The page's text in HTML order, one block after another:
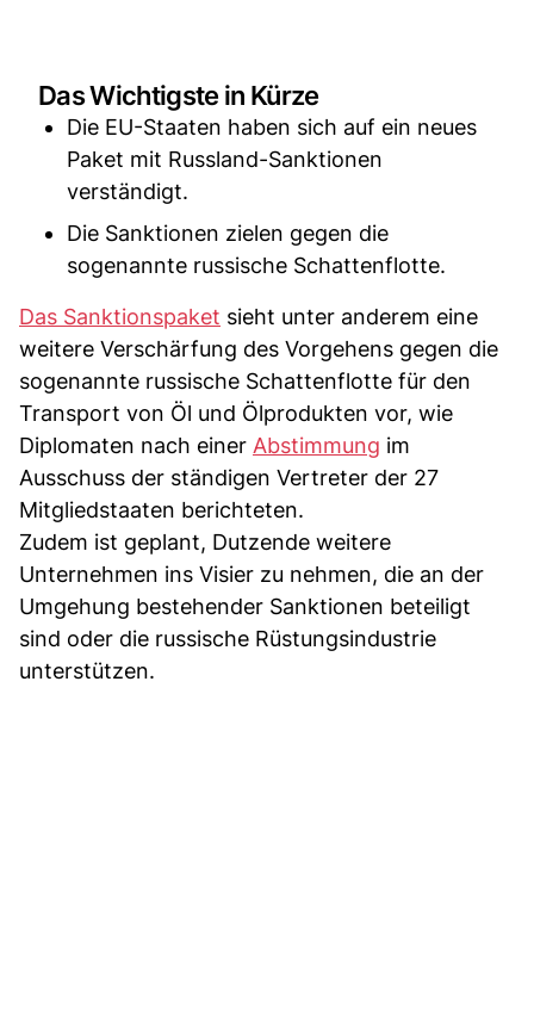
Das Wichtigste in Kürze
Die EU-Staaten haben sich auf ein neues
Paket mit Russland-Sanktionen
verständigt.
Die Sanktionen zielen gegen die
sogenannte russische Schattenflotte.
Das Sanktionspaket sieht unter anderem eine
weitere Verschärfung des Vorgehens gegen die
sogenannte russische Schattenflotte für den
Transport von Öl und Ölprodukten vor, wie
Diplomaten nach einer Abstimmung im
Ausschuss der ständigen Vertreter der 27
Mitgliedstaaten berichteten.
Zudem ist geplant, Dutzende weitere
Unternehmen ins Visier zu nehmen, die an der
Umgehung bestehender Sanktionen beteiligt
sind oder die russische Rüstungsindustrie
unterstützen.